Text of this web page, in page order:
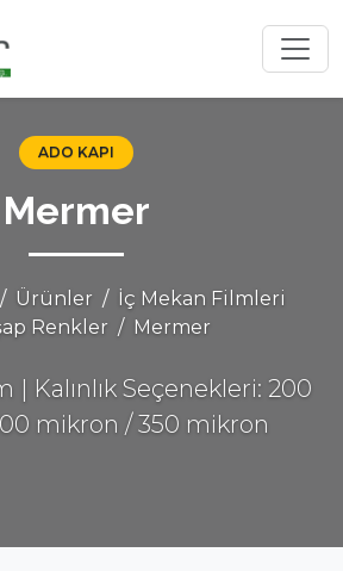
ADO KAPI
Mermer
Ürünler
İç Mekan Filmleri
Renkler
Mermer
| Kalınlık Seçenekleri: 200
mikron / 350 mikron